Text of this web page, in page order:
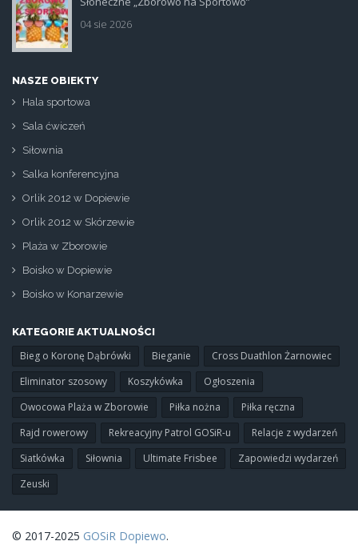
04 sie 2026
NASZE OBIEKTY
Hala sportowa
Sala ćwiczeń
Siłownia
Salka konferencyjna
Orlik 2012 w Dopiewie
Orlik 2012 w Skórzewie
Plaża w Zborowie
Boisko w Dopiewie
Boisko w Konarzewie
KATEGORIE AKTUALNOŚCI
Bieg o Koronę Dąbrówki Bieganie
Cross Duathlon Żarnowiec
Eliminator szosowy
Koszykówka
Ogłoszenia
Owocowa Plaża w Zborowie
Piłka nożna
Piłka ręczna
Rajd rowerowy
Rekreacyjny Patrol GOSiR-u
Relacje z wydarzeń
Siatkówka
Siłownia Ultimate Frisbee
Zapowiedzi wydarzeń
Zeuski
© 2017-2025 GOSiR Dopiewo.